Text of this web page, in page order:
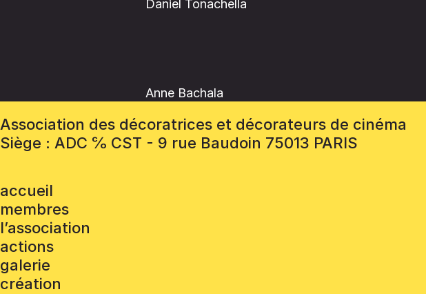
Daniel Tonachella
Anne Bachala
Association des décoratrices et décorateurs de cinéma
Siège : ADC ℅ CST - 9 rue Baudoin 75013 PARIS
accueil
membres
l’association
actions
galerie
création